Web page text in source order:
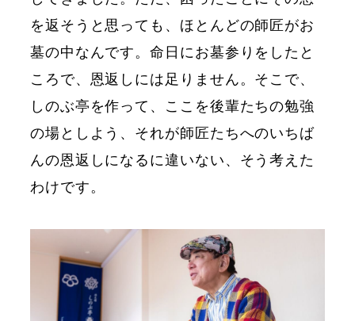
を返そうと思っても、ほとんどの師匠がお
墓の中なんです。命日にお墓参りをしたと
ころで、恩返しには足りません。そこで、
しのぶ亭を作って、ここを後輩たちの勉強
の場としよう、それが師匠たちへのいちば
んの恩返しになるに違いない、そう考えた
わけです。